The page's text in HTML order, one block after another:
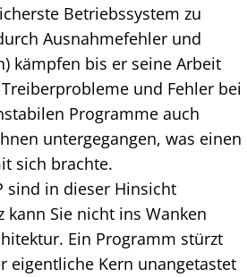
Betriebssystem zu
Ausnahmefehler und
kämpfen bis er seine Arbeit
und Fehler bei
Programme auch
untergegangen, was einen
sich brachte.
sind in dieser Hinsicht
Sie nicht ins Wanken
Ein Programm stürzt
eigentliche Kern unangetastet